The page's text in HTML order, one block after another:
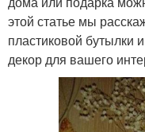
этой статье мы
пластиковой бутылки
декор для вашего